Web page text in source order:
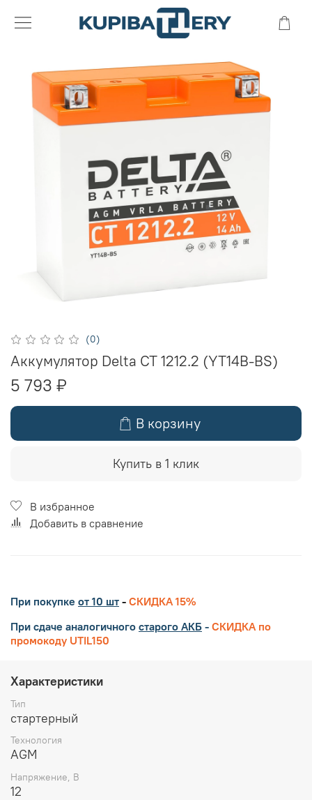
(0)
Аккумулятор Delta CT 1212.2 (YT14B-BS)
5 793 ₽
В корзину
Купить в 1 клик
В избранное
Добавить в сравнение
При покупке от 10 шт - СКИДКА 15%
При сдаче аналогичного старого АКБ - СКИДКА по
промокоду UTIL150
Характеристики
Тип
стартерный
Технология
AGM
Напряжение, В
12